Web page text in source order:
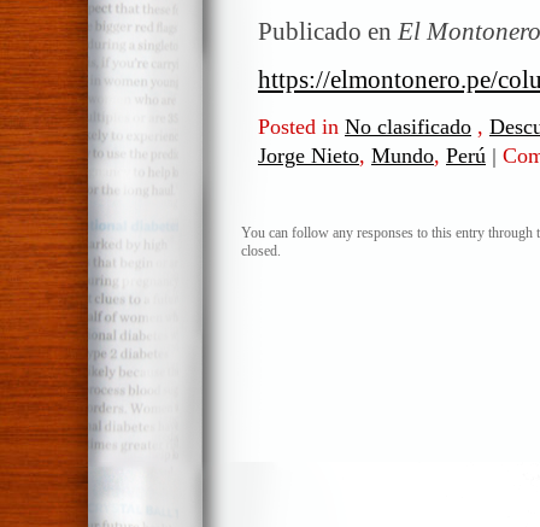
Publicado en El Montonero
https://elmontonero.pe/
Posted in No clasificado ,
Jorge Nieto, Mundo, Perú |
You can follow any responses to this entry through
closed.